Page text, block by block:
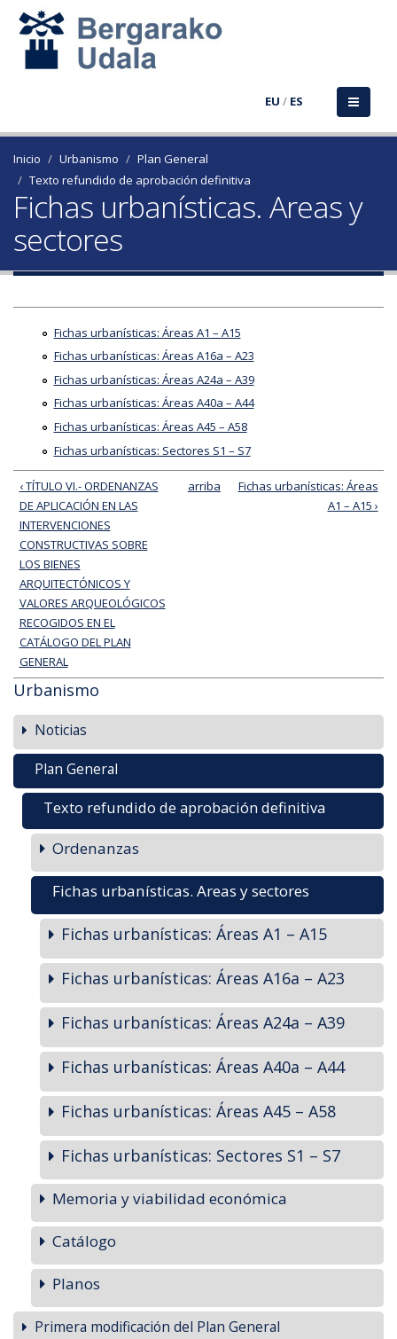
EU / ES
Inicio Urbanismo
Plan General
Texto refundido de aprobación definitiva
Fichas urbanísticas. Areas y
sectores
Fichas urbanísticas: Áreas A1 – A15
Fichas urbanísticas: Áreas A16a – A23
Fichas urbanísticas: Áreas A24a – A39
Fichas urbanísticas: Áreas A40a – A44
Fichas urbanísticas: Áreas A45 – A58
Fichas urbanísticas: Sectores S1 – S7
‹ TÍTULO VI.- ORDENANZAS
DE APLICACIÓN EN LAS
INTERVENCIONES
CONSTRUCTIVAS SOBRE
LOS BIENES
ARQUITECTÓNICOS Y
VALORES ARQUEOLÓGICOS
RECOGIDOS EN EL
CATÁLOGO DEL PLAN
GENERAL
arriba
Fichas urbanísticas: Áreas
A1 – A15 ›
Urbanismo
Noticias
Plan General
Texto refundido de aprobación definitiva
Ordenanzas
Fichas urbanísticas. Areas y sectores
Fichas urbanísticas: Áreas A1 – A15
Fichas urbanísticas: Áreas A16a – A23
Fichas urbanísticas: Áreas A24a – A39
Fichas urbanísticas: Áreas A40a – A44
Fichas urbanísticas: Áreas A45 – A58
Fichas urbanísticas: Sectores S1 – S7
Memoria y viabilidad económica
Catálogo
Planos
Primera modificación del Plan General